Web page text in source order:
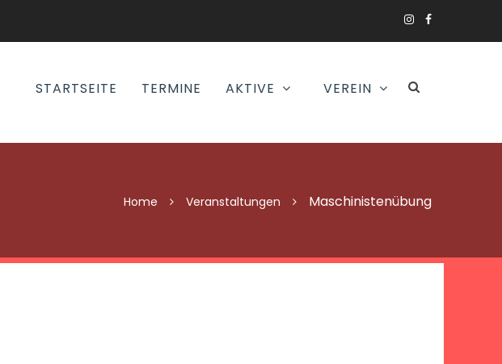
STARTSEITE TERMINE AKTIVE VEREIN
Home Veranstaltungen Maschinistenübung